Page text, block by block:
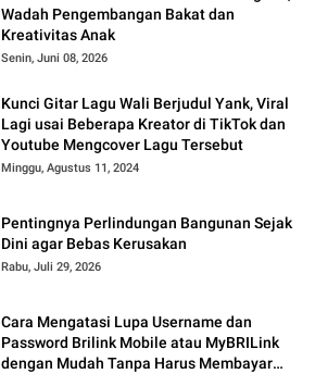
Wadah Pengembangan Bakat dan
Kreativitas Anak
Senin, Juni 08, 2026
Kunci Gitar Lagu Wali Berjudul Yank, Viral
Lagi usai Beberapa Kreator di TikTok dan
Youtube Mengcover Lagu Tersebut
Minggu, Agustus 11, 2024
Pentingnya Perlindungan Bangunan Sejak
Dini agar Bebas Kerusakan
Rabu, Juli 29, 2026
Cara Mengatasi Lupa Username dan
Password Brilink Mobile atau MyBRILink
dengan Mudah Tanpa Harus Membayar